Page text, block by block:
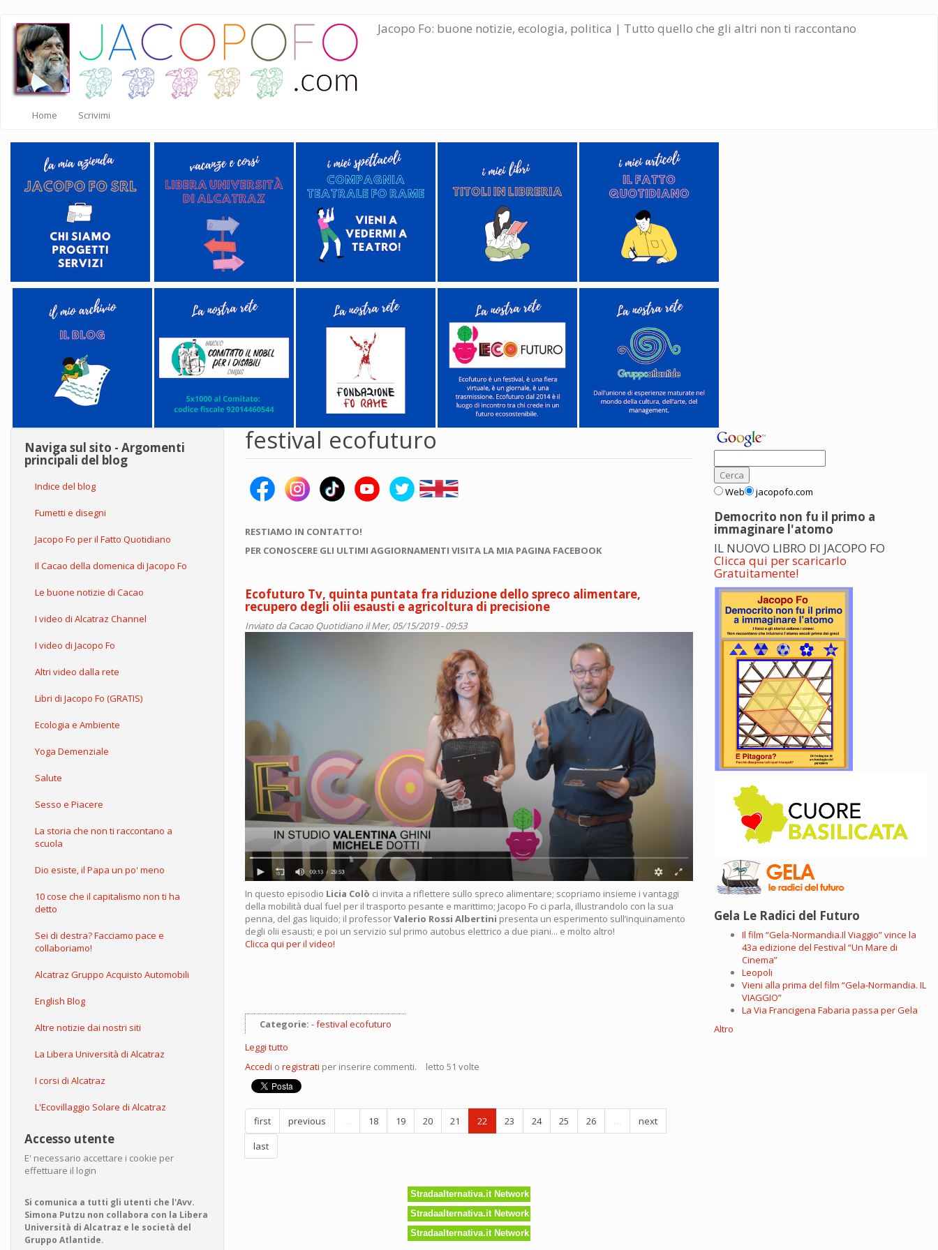
Salta
contenuto
principale
Jacopo Fo: buone notizie, ecologia, politica | Tutto quello che gli altri non ti raccontano
Home Scrivimi
Naviga sul sito - Argomenti
principali del blog
Indice del blog
Fumetti e disegni
Jacopo Fo per il Fatto Quotidiano
Il Cacao della domenica di Jacopo Fo
Le buone notizie di Cacao
I video di Alcatraz Channel
I video di Jacopo Fo
Altri video dalla rete
Libri di Jacopo Fo (GRATIS)
Ecologia e Ambiente
Yoga Demenziale
Salute
Sesso e Piacere
La storia che non ti raccontano a
scuola
Dio esiste, il Papa un po' meno
10 cose che il capitalismo non ti ha
detto
Sei di destra? Facciamo pace e
collaboriamo!
Alcatraz Gruppo Acquisto Automobili
English Blog
Altre notizie dai nostri siti
La Libera Università di Alcatraz
I corsi di Alcatraz
L'Ecovillaggio Solare di Alcatraz
Accesso utente
E' necessario accettare i cookie per
effettuare il login
Si comunica a tutti gli utenti che l'Avv.
Simona Putzu non collabora con la Libera
Università di Alcatraz e le società del
Gruppo Atlantide.
festival ecofuturo
RESTIAMO IN CONTATTO!
PER CONOSCERE GLI ULTIMI AGGIORNAMENTI VISITA LA MIA PAGINA FACEBOOK
Ecofuturo Tv, quinta puntata fra riduzione dello spreco alimentare,
recupero degli olii esausti e agricoltura di precisione
Inviato daCacao Quotidiano il Mer, 05/15/2019 - 09:53
In questo episodio Licia Colò ci invita a riflettere sullo spreco alimentare; scopriamo insieme i vantaggi
della mobilità dual fuel per il trasporto pesante e marittimo; Jacopo Fo ci parla, illustrandolo con la sua
penna, del gas liquido; il professorValerio Rossi Albertini presenta un esperimento sull’inquinamento
degli olii esausti; e poi un servizio sul primo autobus elettrico a due piani... e molto altro!
Clicca qui per il video!
Categorie:
festival ecofuturo
Leggi tutto
Tv,
quinta
puntata
fra
riduzione
dello
Accedi o registrati per inserire commenti. letto 51 volte
first previous … 18 19 20 21 22 23 24 25 26 …
next
last
Stradaalternativa.it Network
Stradaalternativa.it Network
Stradaalternativa.it Network
Web jacopofo.com
Democrito non fu il primo a
immaginare l'atomo
IL NUOVO LIBRO DI JACOPO FO
Clicca qui per scaricarlo
Gratuitamente!
Gela Le Radici del Futuro
Il film “Gela-Normandia.Il Viaggio” vince la
43a edizione del Festival “Un Mare di
Cinema”
Leopoli
Vieni alla prima del film “Gela-Normandia. IL
VIAGGIO”
La Via Francigena Fabaria passa per Gela
Altro